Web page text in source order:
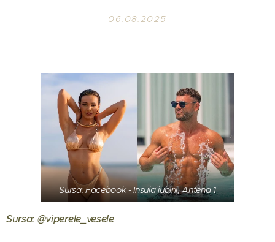
06.08.2025
Sursa: Facebook - Insula iubirii, Antena 1
Sursa: @viperele_vesele